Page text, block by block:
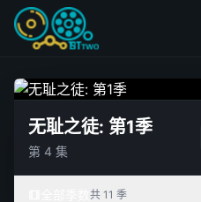
无耻之徒: 第1季
第 4 集
共 11 季